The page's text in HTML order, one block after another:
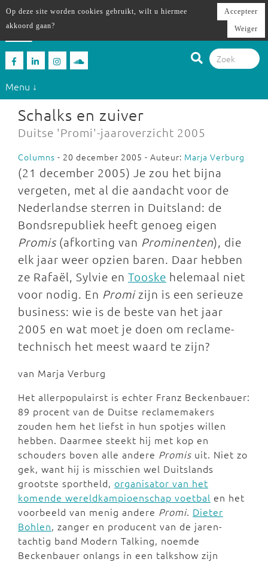
Menu ↓
Schalks en zuiver
Duitse 'Promi'-jaaroverzicht 2005
Columns - 20 december 2005 - Auteur: Marja Verburg
(21 december 2005) Je zou het bijna
vergeten, met al die aandacht voor de
Nederlandse sterren in Duitsland: de
Bondsrepubliek heeft genoeg eigen
Promis (afkorting van Prominenten), die
elk jaar weer opzien baren. Daar hebben
ze Rafaël, Sylvie en Tooske helemaal niet
voor nodig. En Promizijn is een serieuze
business: wie is de beste van het jaar
2005 en wat moet je doen om reclame-
technisch het meest waard te zijn?
van Marja Verburg
Het allerpopulairst is echter Franz Beckenbauer:
89 procent van de Duitse reclamemakers
zouden hem het liefst in hun spotjes willen
hebben. Daarmee steekt hij met kop en
schouders boven alle andere Promis uit. Niet zo
gek, want hij is misschien wel Duitslands
grootste sportheld, organisator van het
komende wereldkampioenschap voetbal en het
voorbeeld van menig andere Promi. Dieter
Bohlen, zanger en producent van de jaren-
tachtig band Modern Talking, noemde
Beckenbauer onlangs in een talkshow zijn
Op deze site worden cookies gebruikt, wilt u hiermee
akkoord gaan?
Accepteer
Weiger